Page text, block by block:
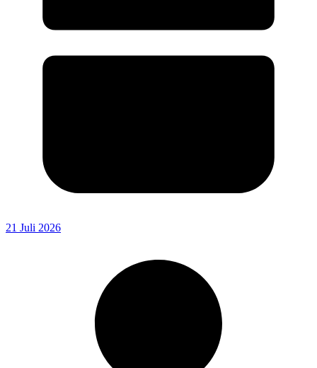
21 Juli 2026